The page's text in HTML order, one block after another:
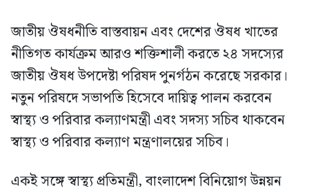
জাতীয় ঔষধনীতি বাস্তবায়ন এবং দেশের ঔষধ খাতের
নীতিগত কার্যক্রম আরও শক্তিশালী করতে ২৪ সদস্যের
জাতীয় ঔষধ উপদেষ্টা পরিষদ পুনর্গঠন করেছে সরকার।
নতুন পরিষদে সভাপতি হিসেবে দায়িত্ব পালন করবেন
স্বাস্থ্য ও পরিবার কল্যাণমন্ত্রী এবং সদস্য সচিব থাকবেন
স্বাস্থ্য ও পরিবার কল্যাণ মন্ত্রণালয়ের সচিব।
একই সঙ্গে স্বাস্থ্য প্রতিমন্ত্রী, বাংলাদেশ বিনিয়োগ উন্নয়ন